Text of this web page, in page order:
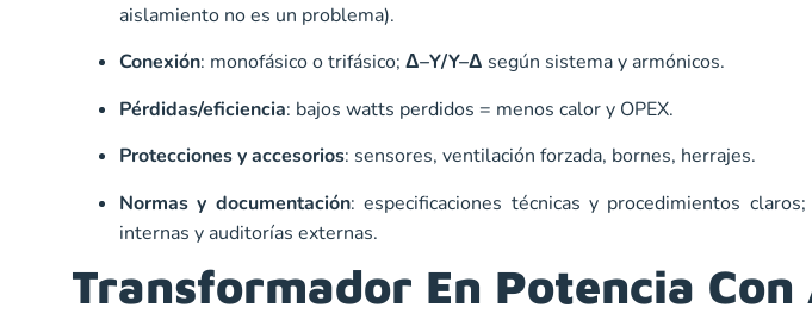
aislamiento no es un problema).
Conexión: monofásico o trifásico; Δ–Y/Y–Δ según sistema y armónicos.
Pérdidas/eficiencia: bajos watts perdidos = menos calor y OPEX.
Protecciones y accesorios: sensores, ventilación forzada, bornes, herrajes.
Normas y documentación:especificaciones técnicas y procedimientos
internas y auditorías externas.
Transformador En Potencia Con